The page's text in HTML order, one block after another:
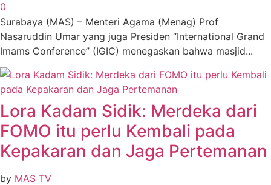
0
Surabaya (MAS) – Menteri Agama (Menag) Prof
Nasaruddin Umar yang juga Presiden “International Grand
Imams Conference” (IGIC) menegaskan bahwa masjid...
Lora Kadam Sidik: Merdeka dari
FOMO itu perlu Kembali pada
Kepakaran dan Jaga Pertemanan
by MAS TV